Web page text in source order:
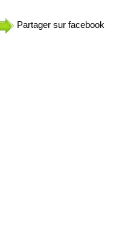
Partager sur facebook